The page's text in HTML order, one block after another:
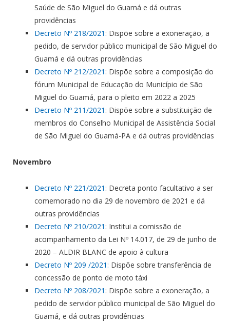
Saúde de São Miguel do Guamá e dá outras
providências
Decreto Nº 218/2021 : Dispõe sobre a exoneração, a
pedido, de servidor público municipal de São Miguel do
Guamá e dá outras providências
Decreto Nº 212/2021 : Dispõe sobre a composição do
fórum Municipal de Educação do Município de São
Miguel do Guamá, para o pleito em 2022 a 2025
Decreto Nº 211/2021 : Dispõe sobre a substituição de
membros do Conselho Municipal de Assistência Social
de São Miguel do Guamá-PA e dá outras providências
Novembro
Decreto Nº 221/2021 : Decreta ponto facultativo a ser
comemorado no dia 29 de novembro de 2021 e dá
outras providências
Decreto Nº 210/2021 : Institui a comissão de
acompanhamento da Lei Nº 14.017, de 29 de junho de
2020 – ALDIR BLANC de apoio à cultura
Decreto Nº 209 /2021: Dispõe sobre transferência de
concessão de ponto de moto táxi
Decreto Nº 208/2021 : Dispõe sobre a exoneração, a
pedido de servidor público municipal de São Miguel do
Guamá, e dá outras providências